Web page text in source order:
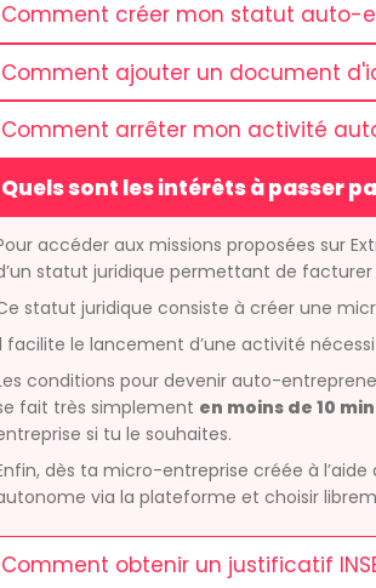
Comment créer mon statut auto-
Comment ajouter un document
Comment arrêter mon activité
Quels sont les intérêts à passer
accéder aux missions proposées sur
statut juridique permettant de
statut juridique consiste à créer une
facilite le lancement d’une activité
conditions pour devenir auto-
fait très simplement en moins de 10
si tu le souhaites.
dès ta micro-entreprise créée à l’aide
via la plateforme et choisir
Comment obtenir un justificatif